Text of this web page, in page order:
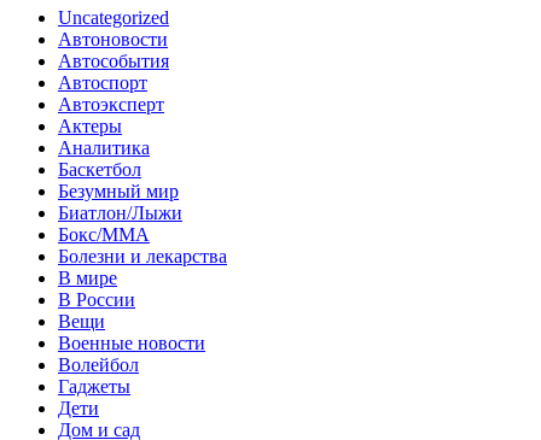
Uncategorized
Автоновости
Автособытия
Автоспорт
Автоэксперт
Актеры
Аналитика
Баскетбол
Безумный мир
Биатлон/Лыжи
Бокс/MMA
Болезни и лекарства
В мире
В России
Вещи
Военные новости
Волейбол
Гаджеты
Дети
Дом и сад